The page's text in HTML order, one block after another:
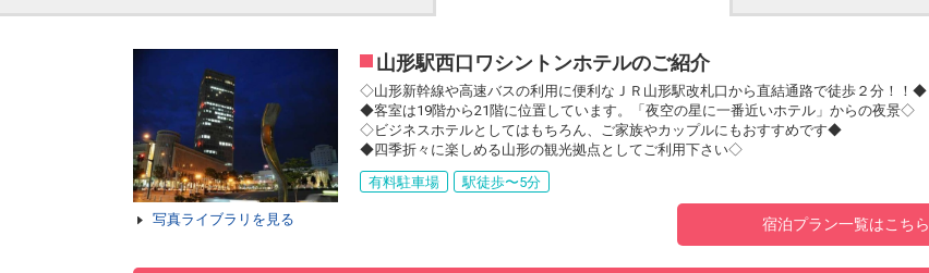
写真ライブラリを見る
山形駅西口ワシントンホテルのご紹介
◇山形新幹線や高速バスの利用に便利なＪＲ山形駅改札口から直結通路で徒歩２分！！◆
◆客室は19階から21階に位置しています。「夜空の星に一番近いホテル」からの夜景◇
◇ビジネスホテルとしてはもちろん、ご家族やカップルにもおすすめです◆
◆四季折々に楽しめる山形の観光拠点としてご利用下さい◇
有料駐車場
駅徒歩〜5分
宿泊プラン一覧はこちら